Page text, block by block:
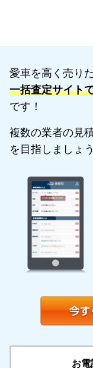
愛車を高く売り
一括査定サイト
です！
複数の業者の見
を目指しましょう
お電